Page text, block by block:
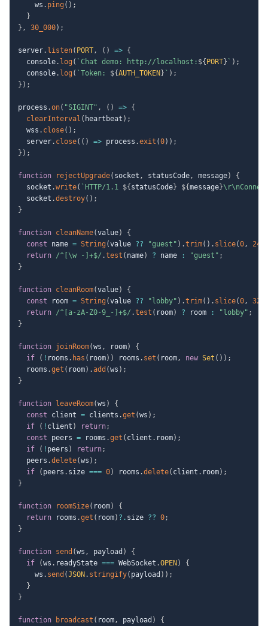
    ws
. ping ( ) ;
}
} , 30_000) ;
server. listen( PORT, ( ) => {
  console
. log ( ` Chat demo: http://localhost: ${ PORT} ` ) ;
  console
. log ( ` Token: ${AUTH_TOKEN } ` ) ;
} ) ;
process .on( "SIGINT" , ( ) => {
clearInterval ( heartbeat ) ;
  wss
. close( ) ;
  server
. close( ( ) => process .exit (0) ) ;
} ) ;
function rejectUpgrade( socket , statusCode, message)
{
  socket
.write( ` HTTP/1.1 ${ statusCode} ${message}
  socket
.destroy( ) ;
}
function cleanName(value)
{
const name = String (value ?? "guest" ) .trim( ) . slice(0, 24
return /^[\w -]+$/ .test ( name) ? name : "guest" ;
}
function cleanRoom(value)
{
const room = String (value ?? "lobby" ) .trim( ) . slice(0, 32
return /^[a-zA-Z0-9_-]+$/ .test ( room) ? room : "lobby" ;
}
function joinRoom(ws , room)
{
if
( ! rooms . has ( room) ) rooms . set ( room, new Set ( ) ) ;
  rooms
.get ( room) .add (ws ) ;
}
function leaveRoom(ws )
{
const client = clients .get (ws ) ;
if
( ! client ) return;
const peers = rooms .get ( client . room) ;
if
( ! peers ) return;
  peers
.delete(ws ) ;
if
( peers . size === 0) rooms .delete( client . room) ;
}
function roomSize( room)
{
return rooms .get ( room) ?. size ?? 0;
}
function send (ws , payload )
{
if
(ws . readyState === WebSocket .OPEN )
{
    ws
. send (JSON . stringify( payload ) ) ;
}
}
function broadcast ( room, payload )
{